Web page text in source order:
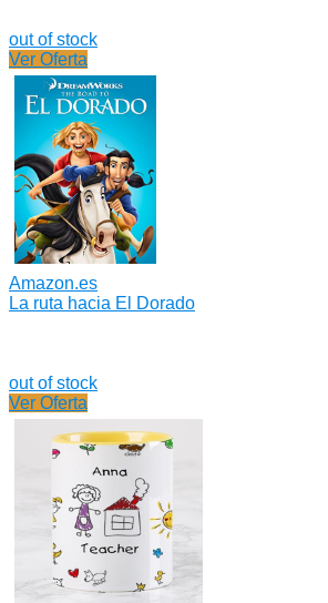
out of stock
Ver Oferta
Amazon.es
La ruta hacia El Dorado
out of stock
Ver Oferta